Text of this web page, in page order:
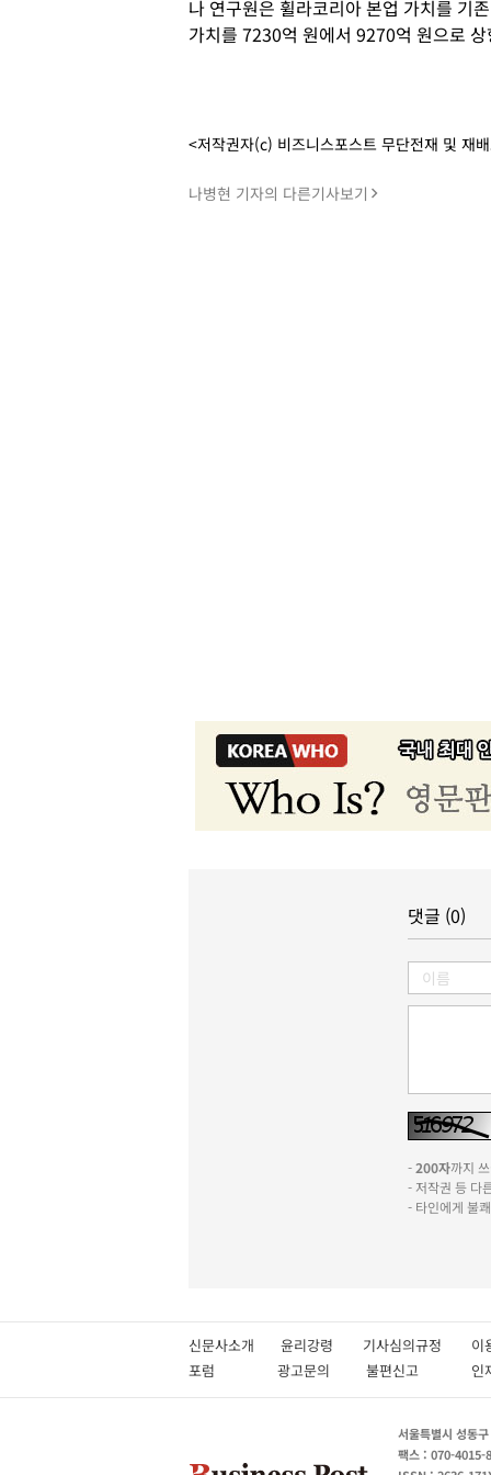
나 연구원은 휠라코리아 본업 가치를 기
가치를 7230억 원에서 9270억 원으로
<저작권자(c) 비즈니스포스트 무단전재 및 재
나병현 기자의 다른기사보기
댓글 (0)
-200자까지
- 저작권 등 다
- 타인에게 불
신문사소개 윤리강령 기사심의규정
포럼
광고문의 불편신고
서울특별시 성동
팩스 : 070-4015-